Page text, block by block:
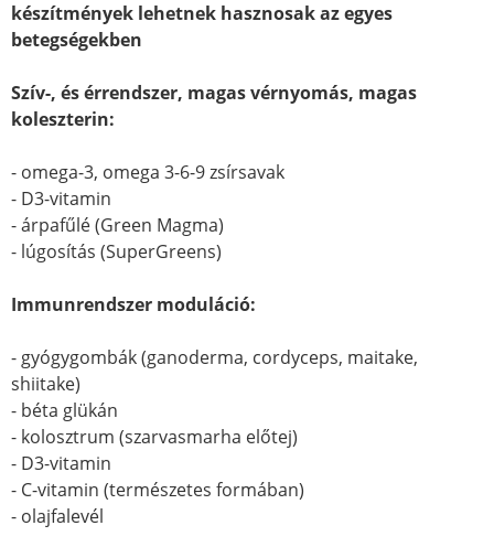
készítmények lehetnek hasznosak az egyes
betegségekben
Szív-, és érrendszer, magas vérnyomás, magas
koleszterin:
- omega-3, omega 3-6-9 zsírsavak
- D3-vitamin
- árpafűlé (Green Magma)
- lúgosítás (SuperGreens)
Immunrendszer moduláció:
- gyógygombák (ganoderma, cordyceps, maitake,
shiitake)
- béta glükán
- kolosztrum (szarvasmarha előtej)
- D3-vitamin
- C-vitamin (természetes formában)
- olajfalevél